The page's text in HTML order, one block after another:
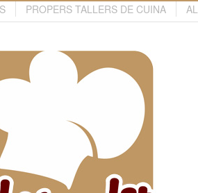
PROPERS TALLERS DE CUINA